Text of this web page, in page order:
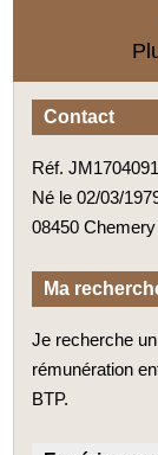
Contact
Réf.
Né le 02/03/
08450
Ma
Je recherche
rémunération
BTP.